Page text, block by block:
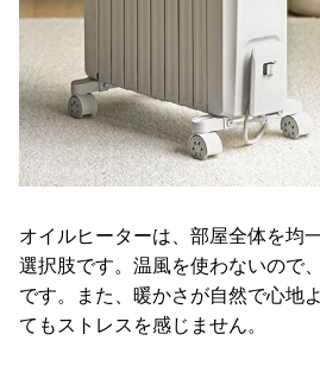
オイルヒーターは、部屋全体を均
選択肢です。温風を使わないので
です。また、暖かさが自然で心地
てもストレスを感じません。